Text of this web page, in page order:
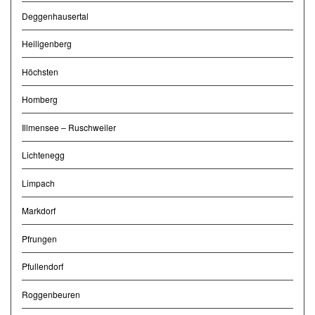
Deggenhausertal
Heiligenberg
Höchsten
Homberg
Illmensee – Ruschweiler
Lichtenegg
Limpach
Markdorf
Pfrungen
Pfullendorf
Roggenbeuren